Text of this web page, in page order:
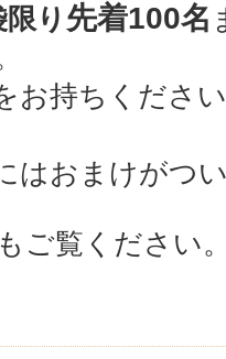
り 先着100名
お持ちくださ
はおまけがつ
ご覧ください